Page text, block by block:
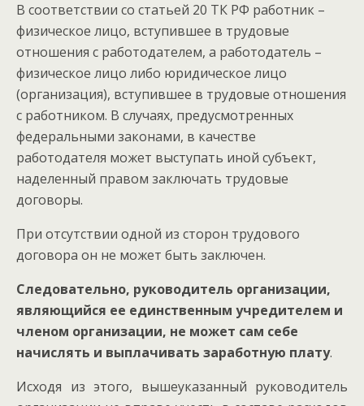
В соответствии со статьей 20 ТК РФ работник –
физическое лицо, вступившее в трудовые
отношения с работодателем, а работодатель –
физическое лицо либо юридическое лицо
(организация), вступившее в трудовые отношения
с работником. В случаях, предусмотренных
федеральными законами, в качестве
работодателя может выступать иной субъект,
наделенный правом заключать трудовые
договоры.
При отсутствии одной из сторон трудового
договора он не может быть заключен.
Следовательно, руководитель организации,
являющийся ее единственным учредителем и
членом организации, не может сам себе
начислять и выплачивать заработную плату.
Исходя из этого, вышеуказанный руководитель